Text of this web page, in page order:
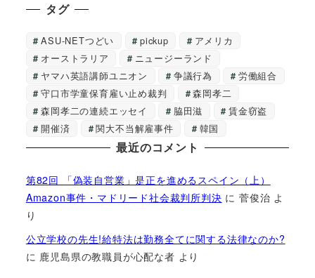
タグ
ASU-NETつどい pickup
アメリカ
オーストラリア
ニュージーランド
ヤマハ英語講師ユニオン
争議行為
労働組合
守口市学童保育雇い止め裁判
森岡孝二
森岡孝二の連続エッセイ
脇田滋
賃金窃盗
開催済
関大不当解雇事件 韓国
最近のコメント
第82回 「偽装自営業」是正を進めるスペイン（上）
Amazon事件・マドリード社会裁判所判決 に菅俊治 よ
り
公立学校の先生!給特法は勤務全てに関する法律なのか?
に 鹿児島県の教職員が心配な者 より